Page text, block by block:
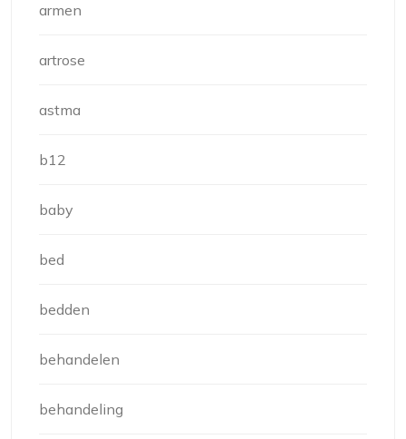
armen
artrose
astma
b12
baby
bed
bedden
behandelen
behandeling